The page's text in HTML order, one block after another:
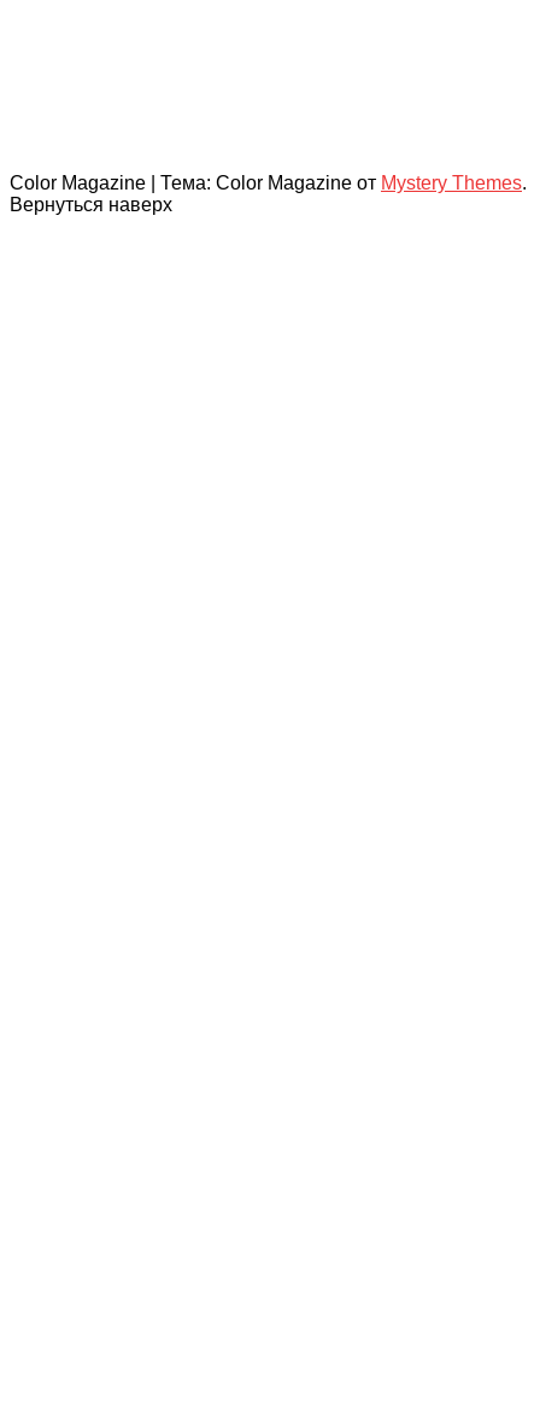
Color Magazine Тема: Color Magazine от Mystery Themes.
Вернуться наверх